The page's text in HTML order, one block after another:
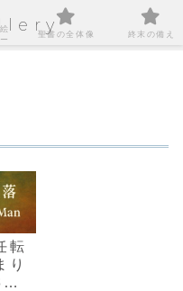
転
り
聖書の全体像 終末の備え